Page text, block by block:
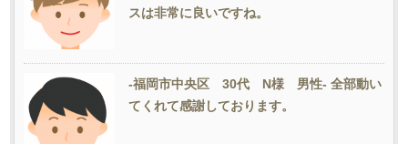
スは非常に良いですね。
-福岡市中央区 30代 N様 男性- 全部動い
てくれて感謝しております。